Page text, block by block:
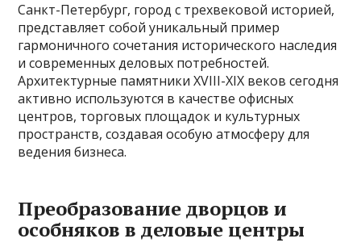
Санкт-Петербург, город с трехвековой историей,
представляет собой уникальный пример
гармоничного сочетания исторического наследия
и современных деловых потребностей.
Архитектурные памятники XVIII-XIX веков сегодня
активно используются в качестве офисных
центров, торговых площадок и культурных
пространств, создавая особую атмосферу для
ведения бизнеса.
Преобразование дворцов и
особняков в деловые центры